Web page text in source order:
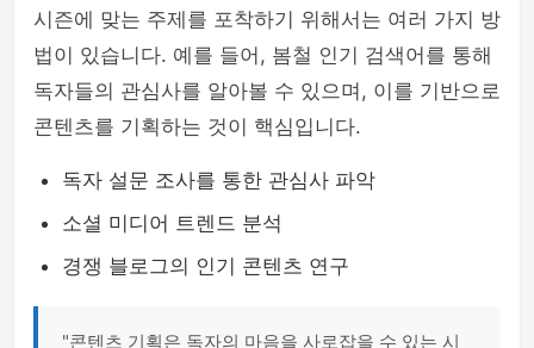
시즌에 맞는 주제를 포착하기 위해서는 여러 가지 방
법이 있습니다. 예를 들어, 봄철 인기 검색어를 통해
독자들의 관심사를 알아볼 수 있으며, 이를 기반으로
콘텐츠를 기획하는 것이 핵심입니다.
독자 설문 조사를 통한 관심사 파악
소셜 미디어 트렌드 분석
경쟁 블로그의 인기 콘텐츠 연구
"콘텐츠 기획은 독자의 마음을 사로잡을 수 있는 시